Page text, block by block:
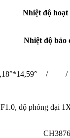
Nhiệt độ hoạt
Nhiệt độ bảo
/ /
độ phóng đại